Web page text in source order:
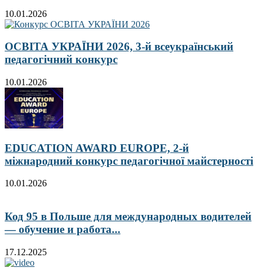
10.01.2026
ОСВІТА УКРАЇНИ 2026, 3-й всеукраїнський
педагогічний конкурс
10.01.2026
EDUCATION AWARD EUROPE, 2-й
міжнародний конкурс педагогічної майстерності
10.01.2026
Код 95 в Польше для международных водителей
— обучение и работа...
17.12.2025